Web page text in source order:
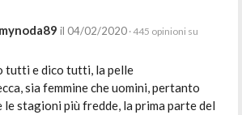
il 04/02/2020 · 445 opinioni su
tutti e dico tutti, la pelle
sia femmine che uomini, pertanto
stagioni più fredde, la prima parte del